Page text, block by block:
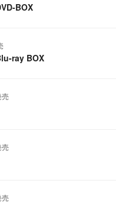
BOX
ray BOX
売
売
売